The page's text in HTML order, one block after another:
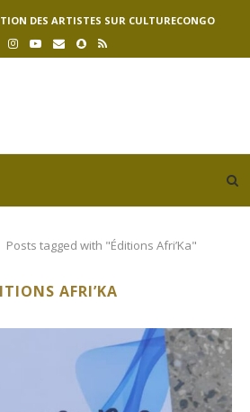
DES ARTISTES SUR CULTURECONGO
Posts tagged with "Éditions Afri’Ka"
AFRI’KA